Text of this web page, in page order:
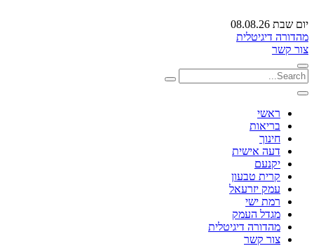
יום שבת 08.08.26
מהדורה דיגיטלית
צור קשר
ראשי
בריאות
חינוך
דעה אישית
יקנעם
קרית טבעון
עמק יזרעאל
רמת ישי
מגדל העמק
מהדורה דיגיטלית
צור קשר